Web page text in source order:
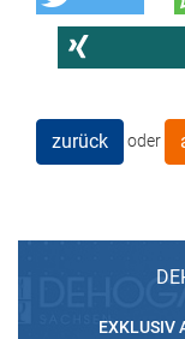
zurück oder
EXKLUSIV